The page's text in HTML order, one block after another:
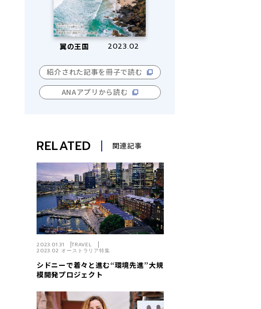
翼の王国 2023.02
紹介された記事を冊子で読む
ANAアプリから読む
RELATED 関連記事
シドニーで着々と進む“環境先進”大規
模開発プロジェクト
2023.01.31
TRAVEL
2023.02 オーストラリア特集